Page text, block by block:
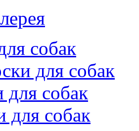
собак
для собак
собак
для собак